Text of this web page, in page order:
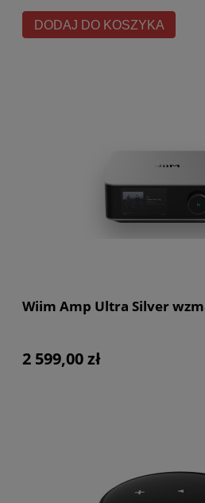
DODAJ DO KOSZYKA
Wiim Amp Ultra Silver
2 599,00 zł